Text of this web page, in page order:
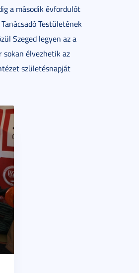
a második évfordulót
Testületének
Szeged legyen az a
sokan élvezhetik az
születésnapját